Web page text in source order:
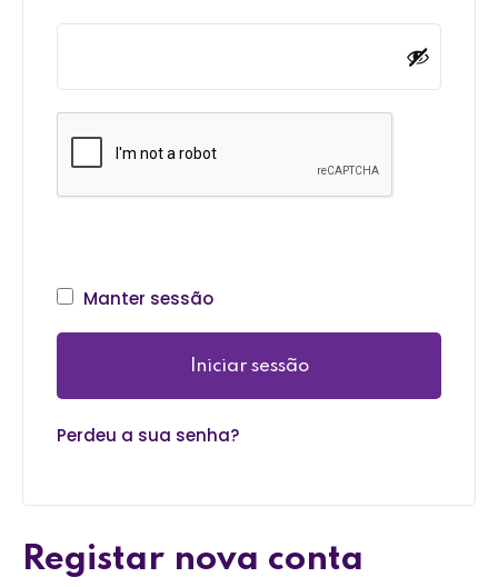
Manter sessão
Iniciar sessão
Perdeu a sua senha?
Registar nova conta